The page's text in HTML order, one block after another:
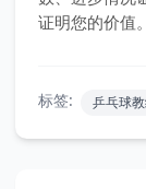
证明您的价值
标签: 乒乓球